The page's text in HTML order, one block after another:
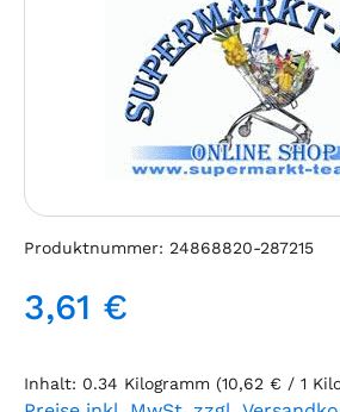
Produktnummer: 24868820-287215
Regulärer Preis:
3,61 €
Inhalt: 0.34 Kilogramm (10,62 € / 1